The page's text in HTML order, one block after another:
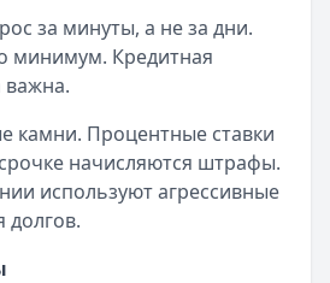
за минуты, а не за дни.
минимум. Кредитная
важна.
камни. Процентные ставки
начисляются штрафы.
используют агрессивные
долгов.